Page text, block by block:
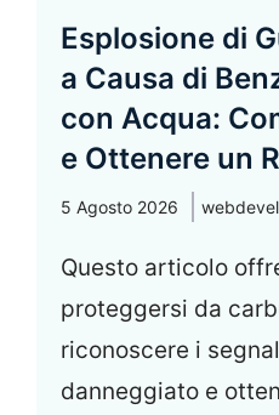
Esplosione di
a Causa di
con Acqua:
e Ottenere un
5 Agosto 2026
Questo articolo
proteggersi da
riconoscere i
danneggiato e